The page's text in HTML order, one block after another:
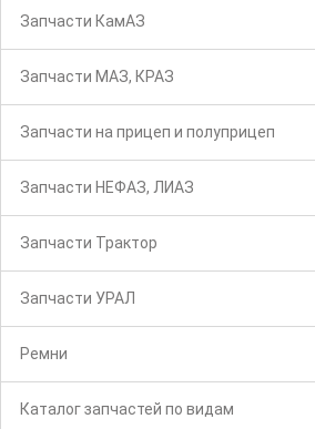
Запчасти КамАЗ
Запчасти МАЗ, КРАЗ
Запчасти на прицеп и полуприцеп
Запчасти НЕФАЗ, ЛИАЗ
Запчасти Трактор
Запчасти УРАЛ
Ремни
Каталог запчастей по видам